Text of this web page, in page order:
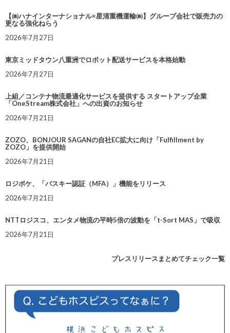
【㈱ハナインターナショナル×星清重機運輸㈱】グループ会社で販売力の
更なる強化ねらう
2026年7月27日
東京ミッドタウン八重洲でロボット配送サービスを本格始動
2026年7月27日
上組／コンテナ物流最適化サービスを提供する スタートアップ企業
「OneStream株式会社」への出資のお知らせ
2026年7月21日
ZOZO、BONJOUR SAGANの自社EC拡大に向け「Fulfillment by
ZOZO」を提供開始
2026年7月21日
ロジポケ、「パスキー認証（MFA）」機能をリリース
2026年7月21日
NTTロジスコ、エンタメ物流の平時5倍の波動を「t-Sort MAS」で吸収
2026年7月21日
プレスリリースまとめてチェック一覧